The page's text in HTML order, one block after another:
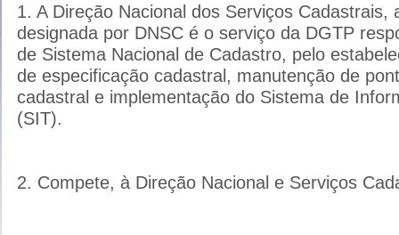
1. A Direção Nacional dos Serviços Cadastrais,
designada por DNSC é o serviço da DGTP
de Sistema Nacional de Cadastro, pelo
de especificação cadastral, manutenção de
cadastral e implementação do Sistema de
(SIT).
2. Compete, à Direção Nacional e Serviços